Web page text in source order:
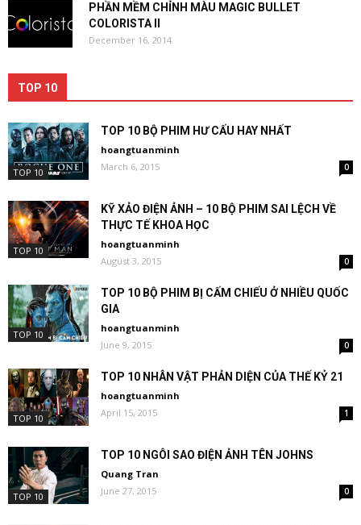
PHẦN MỀM CHỈNH MÀU MAGIC BULLET
COLORISTA II
December 16, 2014
TOP 10
TOP 10
TOP 10 BỘ PHIM HƯ CẤU HAY NHẤT
hoangtuanminh
March 6, 2015
0
TOP 10
KỸ XẢO ĐIỆN ẢNH – 10 BỘ PHIM SAI LỆCH VỀ
THỰC TẾ KHOA HỌC
hoangtuanminh
August 3, 2015
0
TOP 10
TOP 10 BỘ PHIM BỊ CẤM CHIẾU Ở NHIỀU QUỐC
GIA
hoangtuanminh
June 9, 2015
0
TOP 10
TOP 10 NHÂN VẬT PHẢN DIỆN CỦA THẾ KỶ 21
hoangtuanminh
April 15, 2015
1
TOP 10
TOP 10 NGÔI SAO ĐIỆN ẢNH TÊN JOHNS
Quang Tran
June 27, 2015
0